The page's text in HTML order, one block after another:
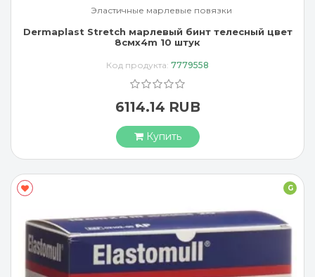
Эластичные марлевые повязки
Dermaplast Stretch марлевый бинт телесный цвет
8смx4m 10 штук
Код продукта: 7779558
6114.14 RUB
Купить
G